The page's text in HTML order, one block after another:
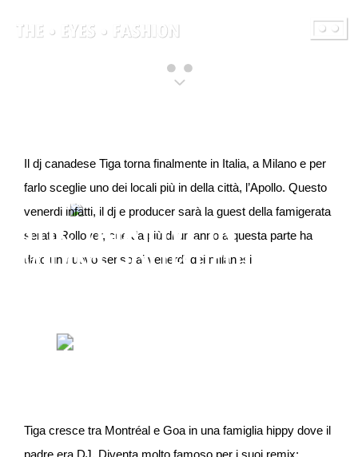
STD: TIGA LIVE IN
MILAN’S HOTTEST CLUB
di The Eyes Fashion
Il dj canadese Tiga torna finalmente in Italia, a Milano e per
farlo sceglie uno dei locali più in della città, l’Apollo. Questo
venerdi infatti, il dj e producer sarà la guest della famigerata
serata Rollover, che da più di un anno a questa parte ha
dato un nuovo senso ai venerdì dei milanesi.
Tiga cresce tra Montréal e Goa in una famiglia hippy dove il
padre era DJ. Diventa molto famoso per i suoi remix: